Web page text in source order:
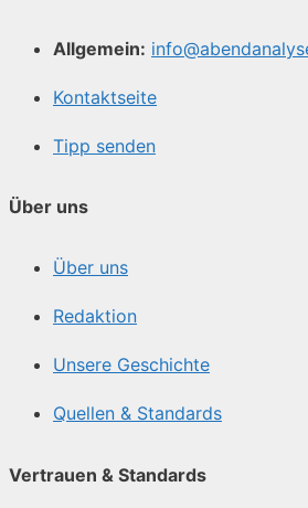
Allgemein:
Kontaktseite
Tipp senden
Über uns
Über uns
Redaktion
Unsere Geschichte
Quellen & Standards
Vertrauen & Standards